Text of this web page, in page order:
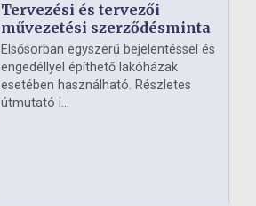
Tervezési és tervezői
művezetési szerződésminta
Elsősorban egyszerű bejelentéssel és
engedéllyel építhető lakóházak
esetében használható. Részletes
útmutató i...